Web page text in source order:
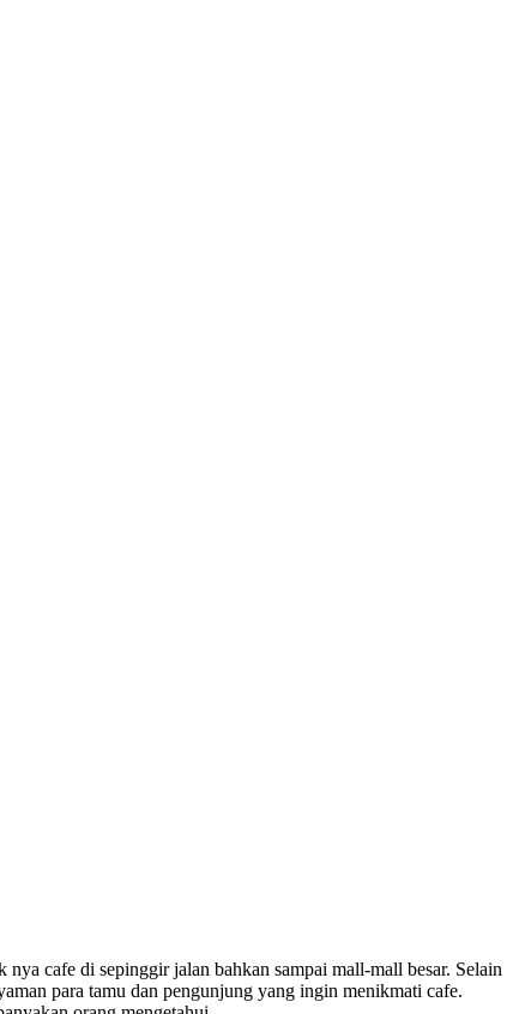
nya cafe di sepinggir jalan bahkan sampai mall-mall besar. Selain
para tamu dan pengunjung yang ingin menikmati cafe.